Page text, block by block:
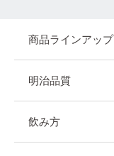
商品ラインアップ
明治品質
飲み方